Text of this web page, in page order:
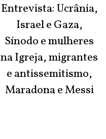
Entrevista: Ucrânia,
Israel e Gaza,
Sínodo e mulheres
na Igreja, migrantes
e antissemitismo,
Maradona e Messi